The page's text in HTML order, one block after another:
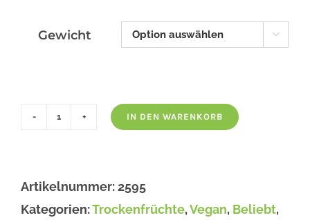
Gewicht 
Menge
IN DEN WARENKORB
Artikelnummer:2595
Kategorien:Trockenfrüchte,Vegan, Beliebt,